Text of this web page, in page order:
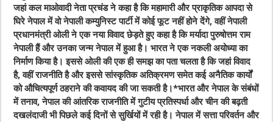
जहां कल माओवादी नेता प्रचंड ने कहा है कि महामारी और प्राकृतिक आपदा से
घिरे नेपाल में वो नेपाली कम्युनिस्ट पार्टी में कोई फूट नहीं होने देंगे, वहीं नेपाली
प्रधानमंत्री ओली ने एक नया विवाद छेड़ते हुए कहा है कि मर्यादा पुरुषोत्तम राम
नेपाली हैं और उनका जन्म नेपाल में हुआ है। भारत ने एक नकली अयोध्या का
निर्माण किया है। इससे ओली की एक ही समझ का पता चलता है कि जहां विवाद
है, वहीं राजनीति है और इससे सांस्कृतिक अतिक्रमण समेत कई अनैतिक कार्यों
को औचित्यपूर्ण ठहराने की कवायद की जा सकती है।*भारत और नेपाल के संबंधों
में तनाव, नेपाल की आंतरिक राजनीति में गुटीय प्रतिस्पर्धा और चीन की बढ़ती
दखलंदाजी भी पिछले कई दिनों से सुर्खियों में रही है। नेपाल में सत्ता परिवर्तन और